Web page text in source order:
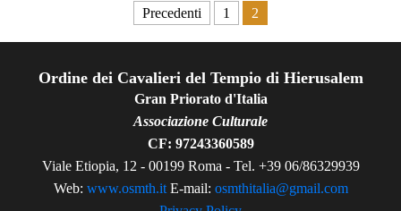
Paginazione degli articoli
Precedenti 1 2
Ordine dei Cavalieri del Tempio di Hierusalem
Gran Priorato d'Italia
Associazione Culturale
CF: 97243360589
Viale Etiopia, 12 - 00199 Roma - Tel. +39 06/86329939
Web: www.osmth.itE-mail: osmthitalia@gmail.com